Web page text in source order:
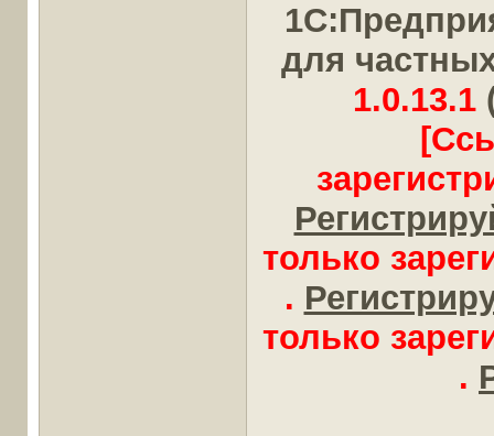
для
1.0.13.1
только
.
только
.